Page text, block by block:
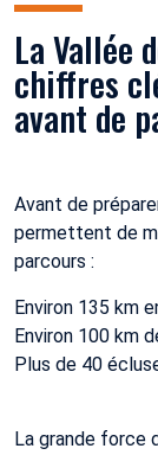
La Vallée
chiffres
avant de
Avant de
permettent de
parcours :
Environ 135 km
Environ 100 km
Plus de 40
La grande force